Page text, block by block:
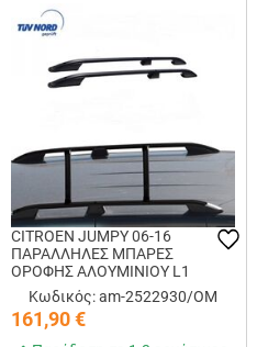
CITROEN JUMPY 06-16
ΠΑΡΑΛΛΗΛΕΣ ΜΠΑΡΕΣ
ΟΡΟΦΗΣ ΑΛΟΥΜΙΝΙΟΥ L1
ΑΣΗΜΙ (ΜΟΝΟ
ΔΙΑΚΟΣΜΗΤΙΚΕΣ)
Κωδικός: am-2522930/OM
161,90€